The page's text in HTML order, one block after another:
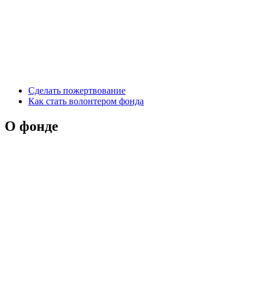
Сделать пожертвование
Как стать волонтером фонда
О фонде